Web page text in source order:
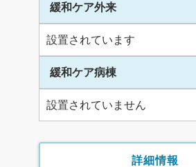
緩和ケア外来
設置されています
緩和ケア病棟
設置されていません
詳細情報